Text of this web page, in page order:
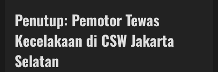
Penutup: Pemotor Tewas
Kecelakaan di CSW Jakarta
Selatan